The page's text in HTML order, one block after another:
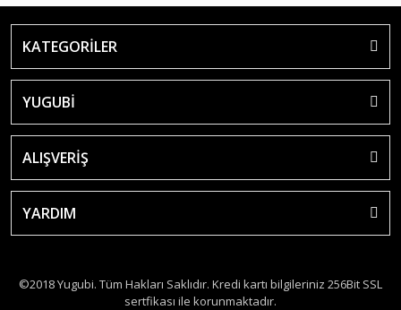
KATEGORİLER
YUGUBİ
ALIŞVERİŞ
YARDIM
©2018 Yugubi. Tüm Hakları Saklıdır. Kredi kartı bilgileriniz 256Bit SSL
sertfikası ile korunmaktadır.